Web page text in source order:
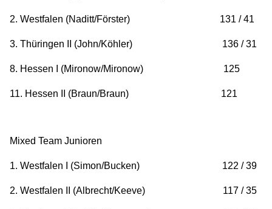
2. Westfalen (Naditt/Förster) 131 / 41
3. Thüringen II (John/Köhler) 136 / 31
8. Hessen I (Mironow/Mironow) 125
11. Hessen II (Braun/Braun) 121
Mixed Team Junioren
1. Westfalen I (Simon/Bucken) 122 / 39
2. Westfalen II (Albrecht/Keeve) 117 / 35